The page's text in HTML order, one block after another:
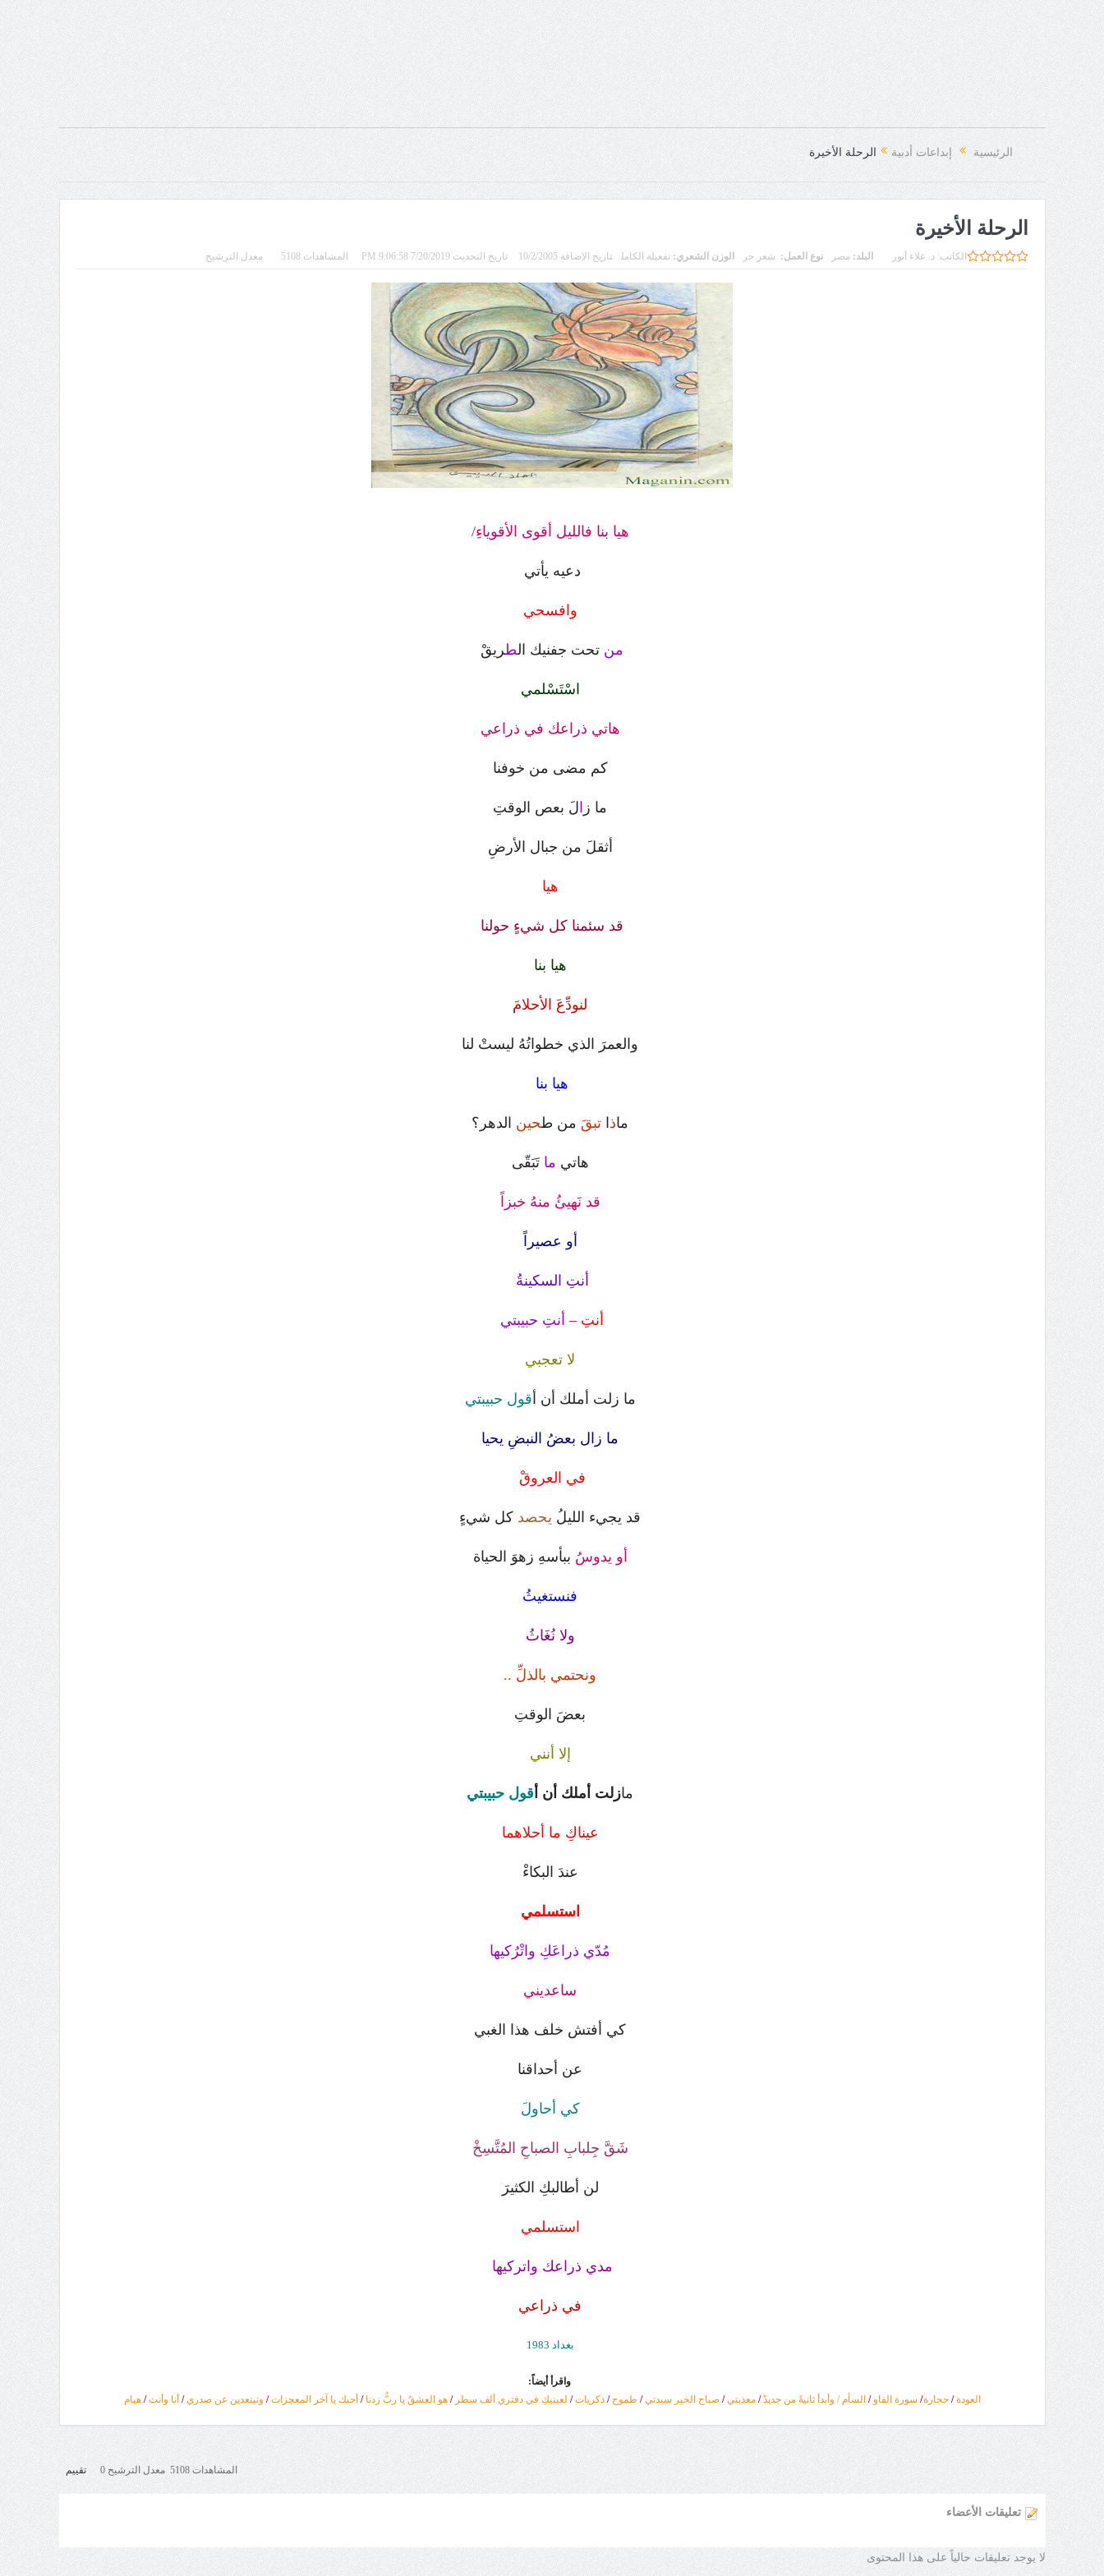
الرئيسية إبداعات أدبية الرحلة الأخيرة ‏
الرحلة الأخيرة ‏
الكاتب:د. علاء أنور البلد: مصر نوع العمل: شعر حر الوزن الشعري:تفعيلة الكامل تاريخ الاضافة 10/2/2005 تاريخ التحديث 7/20/2019 9:06:58 PM المشاهدات 5108 معدل الترشيح
هيا بنا فالليل أقوى الأقوياءِ/
دعيه يأتي ‏
وافسحي
من تحت جفنيك الطريقْ ‏
اسْتَسْلمي
هاتي ذراعك في ذراعي
كم مضى من خوفنا
ما ز لَ بعص الوقتِ
أثقلَ من جبال الأرضِ
هيا
قد سئمنا كل شيءٍ حولنا ‏
هيا بنا
لنودِّعَ الأحلامَ
والعمرَ الذي خطواتُهُ ليستْ لنا
هيا بنا ‏
ماذ تبقَ من طحين الدهر؟
هاتي ما تَبَقّى
قد نَهيئُ منهُ خبزاً
أو عصيراً
أنتِ السكينةُ
أنتِ –‏ أنتِ حبيبتي ‏
لا تعجبي
ما زلت أملك أن أ قول حبيبتي
ما زال بعضُ النبضِ يحيا
في العروقْ ‏
قد يجيء الليلُ يحصد كل شيءٍ
أو يدوسُ ببأسهِ زهوَ الحياة
فنستغيثُ
ولا نُغَاثُ
ونحتمي بالذلِّ ..‏
بعضَ الوقتِ
إلا أنني
مازلت أملك أن أ قول حبيبتي
عيناكِ ما أحلاهما
عندَ البكاءْ
استسلمي
مُدّي ذراعَكِ واتْرُكيها
ساعديني
كي أفتش خلف هذا الغبي
عن أحداقنا
كي أحاولَ
شَقَّ جِلبابِ الصباحِ المُتَّسِخْ
لن أطالبكِ الكثيرَ
استسلمي
مدي ذراعك واتركيها ‏
في ذراعي
بغداد 1983‏
واقرأ أيضاً:
العودة / حجارة/ سورة الفاو / السأم / وأبدأ ثانيةً من جديدْ / معذبتي / صباح الخير سيدتي / طموح / ذكريات / لعينيكِ في دفتري ‏ألف سطر / هو العشقُ يا ربُّ زدنا‏ / أحبك يا آخر المعجزات / وتبتعدين عن صدري / أنا وأنت / هيام
المشاهدات 5108 معدل الترشيح 0 تقييم
تعليقات الأعضاء
لا يوجد تعليقات حالياً على هذا المحتوى